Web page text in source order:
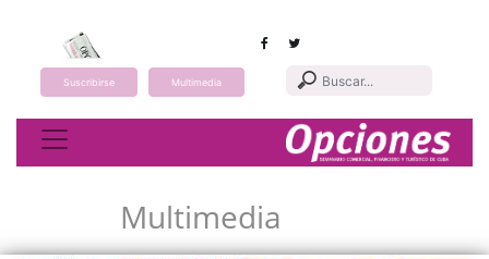
Suscribirse Multimedia
Toggle navigation
Multimedia